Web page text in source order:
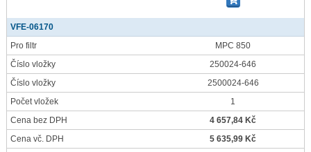
VFE-06170
Pro filtr
MPC 850
Číslo vložky
250024-646
Číslo vložky
2500024-646
Počet vložek
1
Cena bez DPH
4 657,84 Kč
Cena vč. DPH
5 635,99 Kč